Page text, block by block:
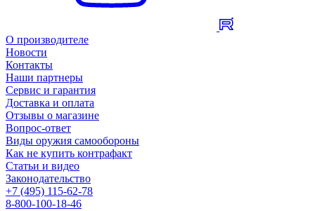
О производителе
Новости
Контакты
Наши партнеры
Сервис и гарантия
Доставка и оплата
Отзывы о магазине
Вопрос-ответ
Виды оружия самообороны
Как не купить контрафакт
Статьи и видео
Законодательство
+7 (495) 115-62-78
8-800-100-18-46